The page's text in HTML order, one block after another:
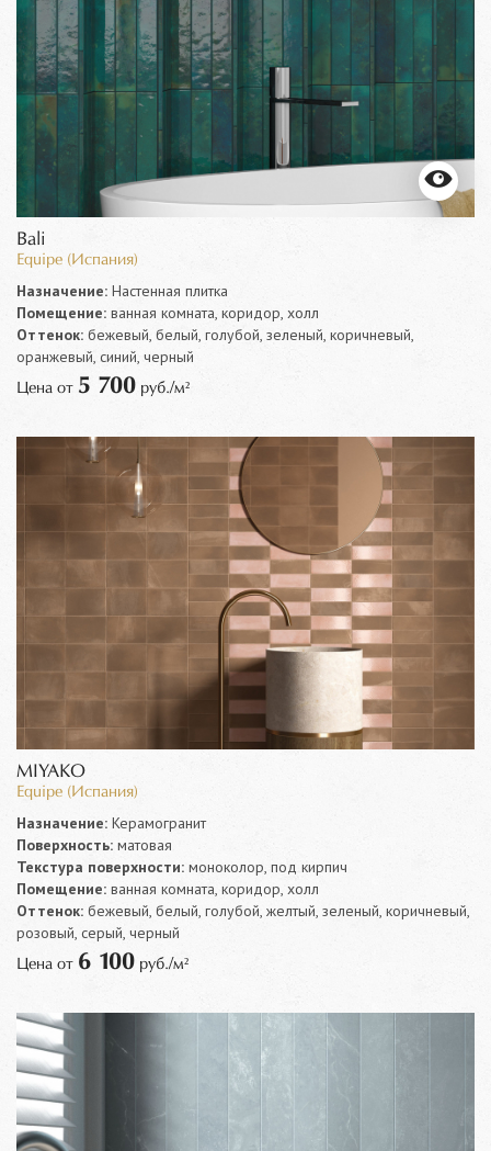
Bali
Equipe (Испания)
Назначение: Настенная плитка
Помещение: ванная комната, коридор, холл
Оттенок: бежевый, белый, голубой, зеленый, коричневый,
оранжевый, синий, черный
Цена от 5 700 руб./м²
MIYAKO
Equipe (Испания)
Назначение: Керамогранит
Поверхность: матовая
Текстура поверхности: моноколор, под кирпич
Помещение: ванная комната, коридор, холл
Оттенок: бежевый, белый, голубой, желтый, зеленый, коричневый,
розовый, серый, черный
Цена от 6 100 руб./м²